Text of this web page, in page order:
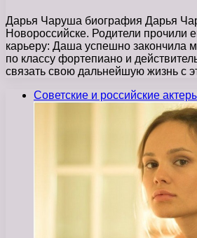
Дарья Чаруша биография Дарья
Новороссийске. Родители прочили
карьеру: Даша успешно закончила
по классу фортепиано и
связать свою дальнейшую жизнь с
Советские и российские